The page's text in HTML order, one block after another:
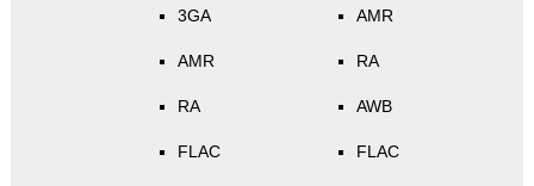
3GA
AMR
RA
FLAC
AMR
RA
AWB
FLAC